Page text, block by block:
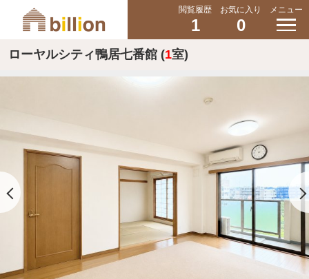
閲覧履歴
1
お気に入り
0
メニュー
ローヤルシティ鴨居七番館 (1室)